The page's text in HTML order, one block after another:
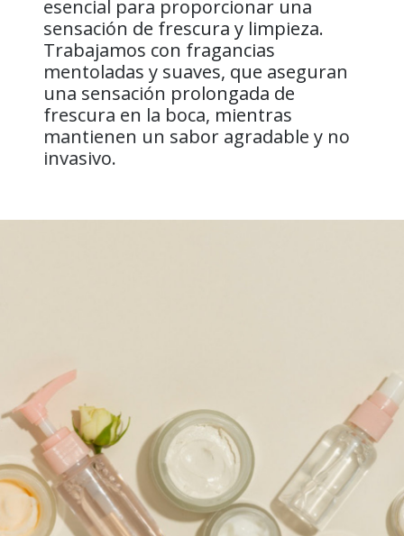
esencial para proporcionar una
sensación de frescura y limpieza.
Trabajamos con fragancias
mentoladas y suaves, que aseguran
una sensación prolongada de
frescura en la boca, mientras
mantienen un sabor agradable y no
invasivo.